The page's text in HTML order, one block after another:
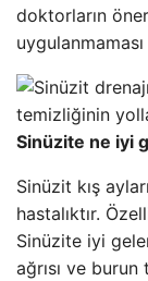
doktorların
Sinüzite ne iyi
Sinüzit kış
hastalıktır.
Sinüzite iyi
ağrısı ve burun